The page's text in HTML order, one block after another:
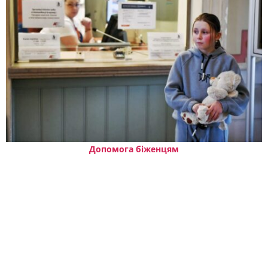
Допомога біженцям